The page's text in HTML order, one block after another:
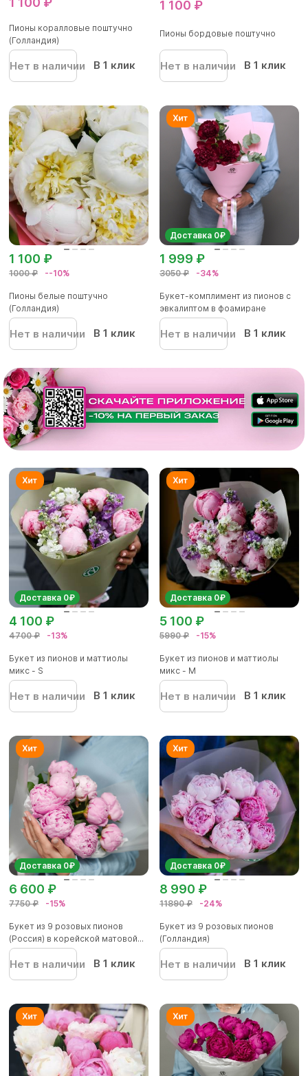
Пионы коралловые поштучно
(Голландия)
Нет в наличии В 1 клик
1 100 ₽
Пионы бордовые поштучно
Нет в наличии В 1 клик
1000 ₽ --10%
1 100 ₽
Пионы белые поштучно
(Голландия)
Нет в наличии В 1 клик
Доставка 0₽
3050 ₽ -34%
1 999 ₽
Букет-комплимент из пионов с
эвкалиптом в фоамиране
Нет в наличии В 1 клик
Доставка 0₽
4700 ₽ -13%
4 100 ₽
Букет из пионов и маттиолы
микс - S
Нет в наличии В 1 клик
Доставка 0₽
5990 ₽ -15%
5 100 ₽
Букет из пионов и маттиолы
микс - M
Нет в наличии В 1 клик
Доставка 0₽
7750 ₽ -15%
6 600 ₽
Букет из 9 розовых пионов
(Россия) в корейской матовой...
Нет в наличии В 1 клик
Доставка 0₽
11890 ₽ -24%
8 990 ₽
Букет из 9 розовых пионов
(Голландия)
Нет в наличии В 1 клик